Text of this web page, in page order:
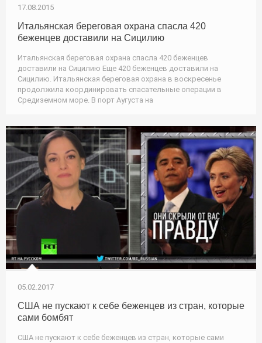
17.08.2015
Итальянская береговая охрана спасла 420
беженцев доставили на Сицилию
Итальянская береговая охрана спасла 420 беженцев
доставили на Сицилию Еще 420 беженцев доставили на
Сицилию. Итальянская береговая охрана в воскресенье
продолжила координировать спасательные операции в
Средиземном море. В порт Аугуста на
05.02.2017
США не пускают к себе беженцев из стран, которые
сами бомбят
США не пускают к себе беженцев из стран, которые сами